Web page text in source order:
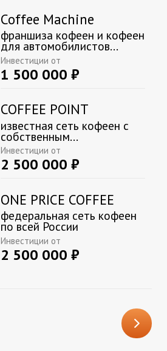
Coffee Machine
франшиза кофеен и кофеен
для автомобилистов...
Инвестиции от
1 500 000 ₽
COFFEE POINT
известная сеть кофеен с
собственным...
Инвестиции от
2 500 000 ₽
ONE PRICE COFFEE
федеральная сеть кофеен
по всей России
Инвестиции от
2 500 000 ₽